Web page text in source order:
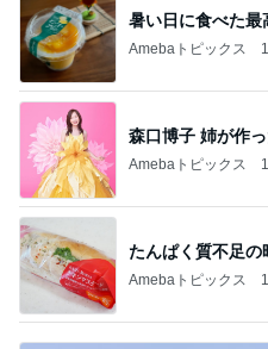
暑い日に食べた最
Amebaトピックス
森口博子 姉が作
Amebaトピックス
たんぱく質不足の
Amebaトピックス